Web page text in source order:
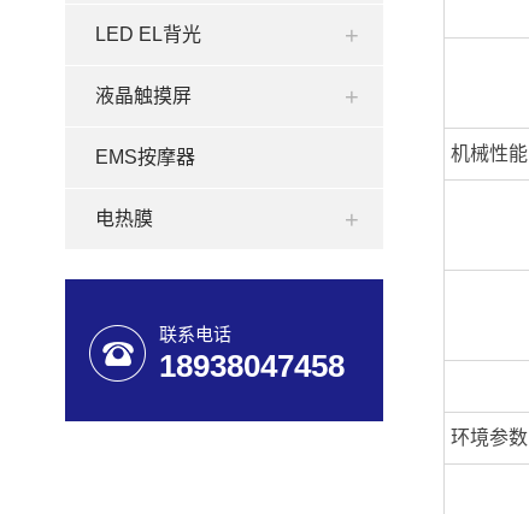
LED EL背光
液晶触摸屏
EMS按摩器
电热膜
联系电话
18938047458
机械性能
环境参数